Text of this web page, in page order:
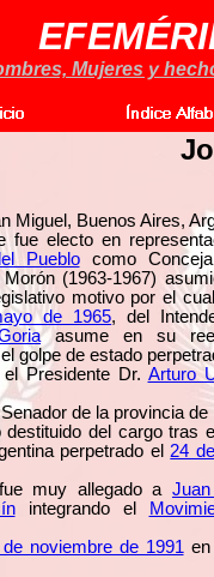
Mujeres y
Miguel, Buenos Aires,
fue electo en
Pueblocomo
(1963-1967)
motivo por el
de 1965, del
asume en su
golpe de estado
Presidente Dr. Arturo
de la provincia de
destituido del cargo tras
perpetrado el 24
muy allegado a
integrando el
de noviembre de 1991